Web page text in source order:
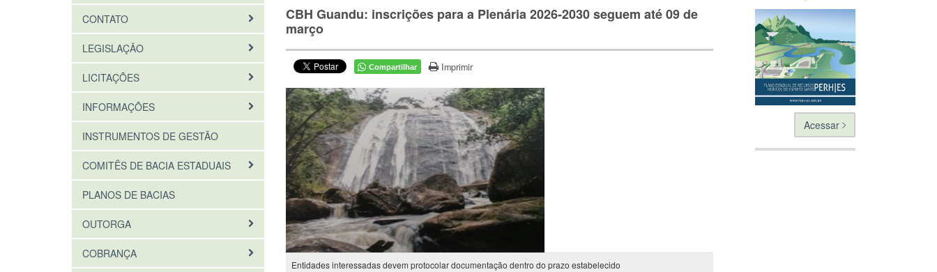
CONTATO
LEGISLAÇÃO
LICITAÇÕES
INFORMAÇÕES
INSTRUMENTOS DE GESTÃO
COMITÊS DE BACIA ESTADUAIS
PLANOS DE BACIAS
OUTORGA
COBRANÇA
CBH Guandu: inscrições para a Plenária 2026-2030 seguem até 09 de
março
Compartilhar Imprimir
Entidades interessadas devem protocolar documentação dentro do prazo estabelecido
Acessar